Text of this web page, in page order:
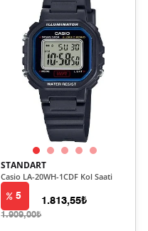
STANDART
Casio LA-20WH-1CDF Kol Saati
5
1.909,00₺
1.813,55₺